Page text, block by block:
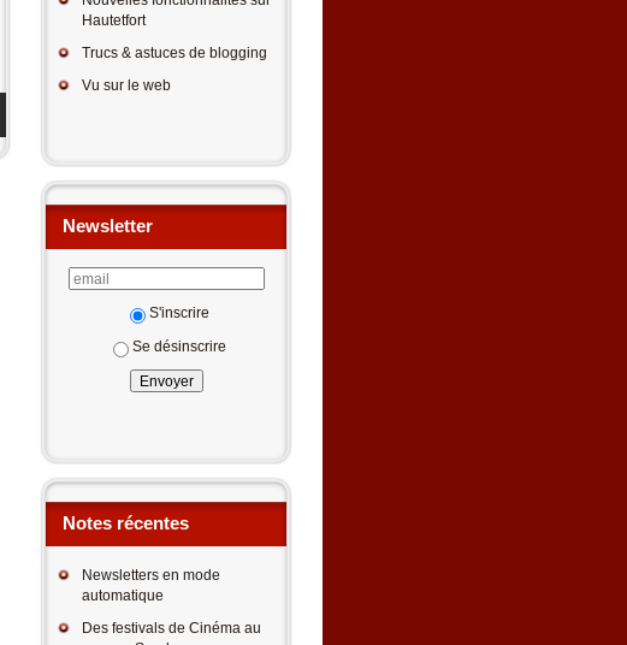
Hautetfort
Trucs & astuces de blogging
Vu sur le web
Newsletter
S'inscrire
Se désinscrire
Notes récentes
Newsletters en mode
automatique
Des festivals de Cinéma au